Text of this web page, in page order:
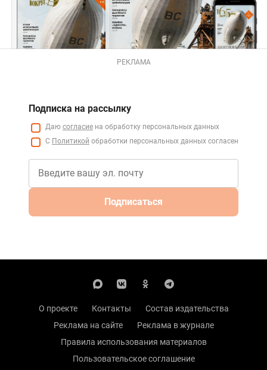
РЕКЛАМА
Подписка на рассылку
Даю согласие на обработку персональных данных
С Политикой обработки персональных данных согласен
Подписаться
О проекте Контакты
Состав издательства
Реклама на сайте
Реклама в журнале
Правила использования материалов
Пользовательское соглашение